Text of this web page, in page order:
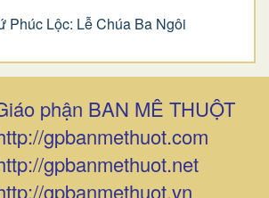
Phúc Lộc: Lễ Chúa Ba Ngôi
phận BAN MÊ THUỘT
gpbanmethuot.com
gpbanmethuot.net
gpbanmethuot.vn